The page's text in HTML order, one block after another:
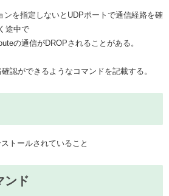
ンを指定しないとUDPポートで通信経路を確
途中で
の通信がDROPされることがある。
認ができるようなコマンドを記載する。
トールされていること
ンド